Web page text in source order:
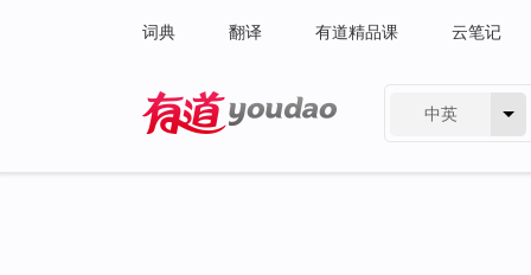
词典 翻译 有道精品课 云笔记
中英